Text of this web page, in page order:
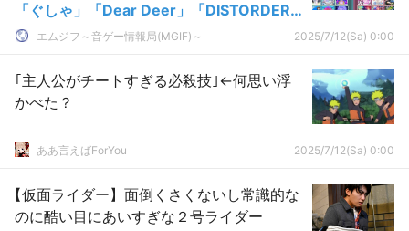
「ぐしゃ」「Dear Deer」「DISTORDER」
の3曲が登場！！
エムジフ～音ゲー情報局(MGIF)～ 2025/7/12(Sa) 0:00
｢主人公がチートすぎる必殺技｣←何思い浮
かべた？
ああ言えばForYou 2025/7/12(Sa) 0:00
【仮面ライダー】面倒くさくないし常識的な
のに酷い目にあいすぎな２号ライダー